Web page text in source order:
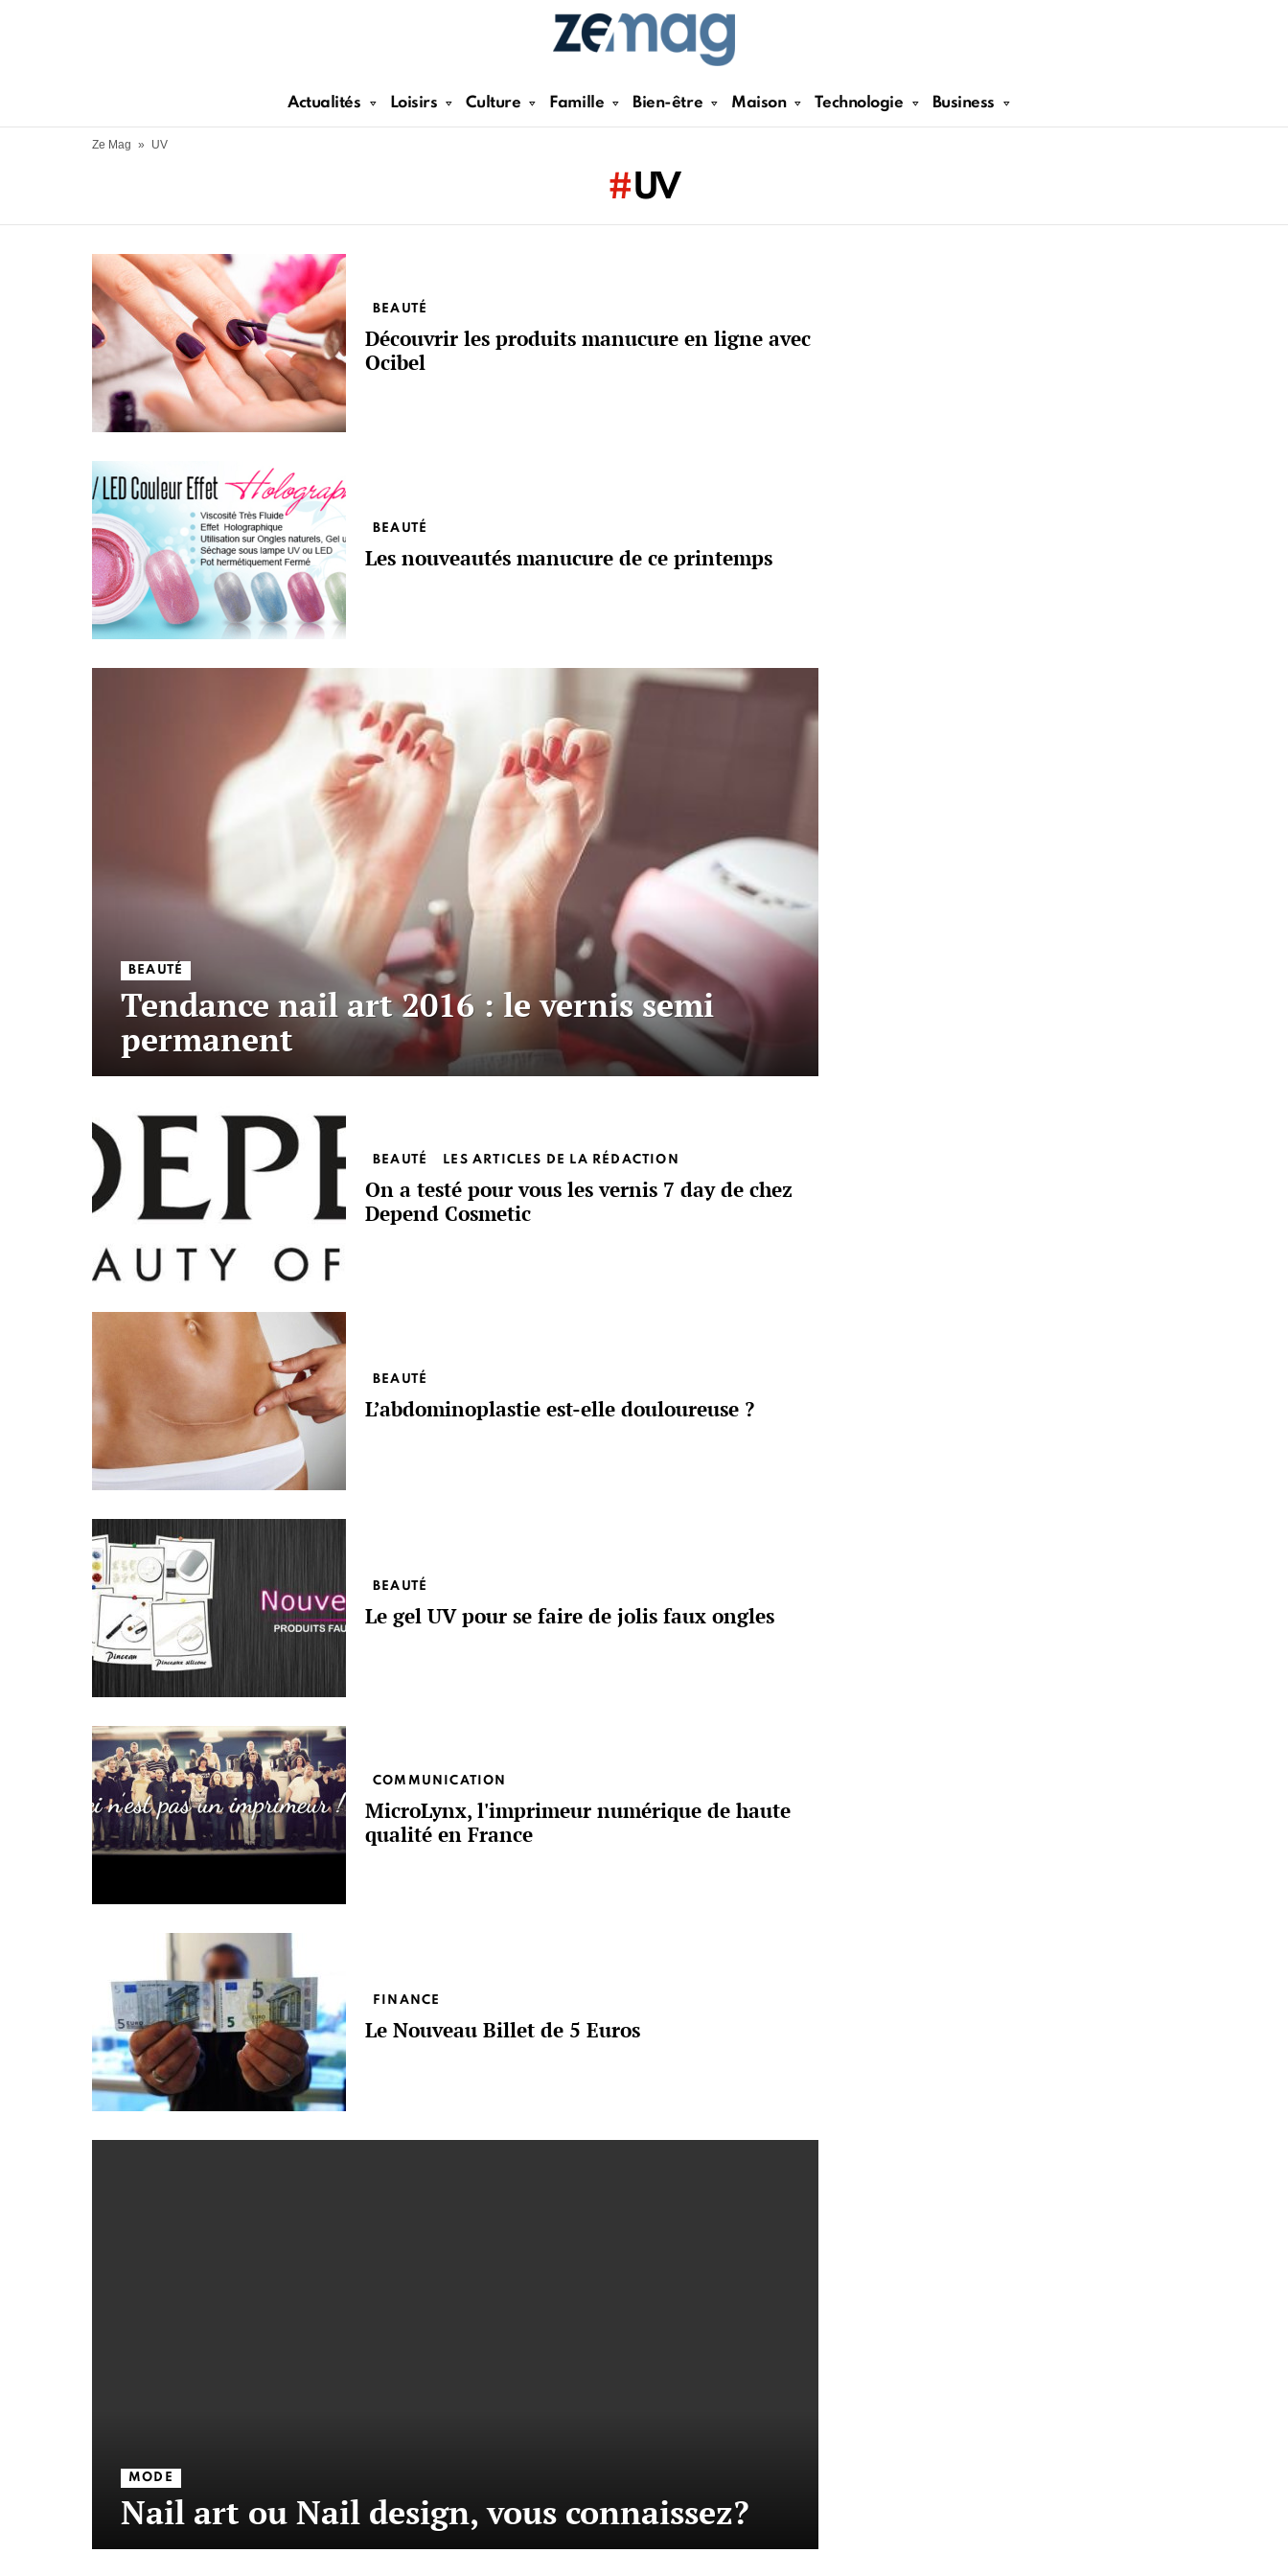
Actualités Loisirs Culture Famille Bien-être Maison Technologie Business
Ze Mag » UV
UV
More
stories
BEAUTÉ
Découvrir les produits manucure en ligne avec
Ocibel
BEAUTÉ
Les nouveautés manucure de ce printemps
BEAUTÉ
Tendance nail art 2016 : le vernis semi
permanent
BEAUTÉ LES ARTICLES DE LA RÉDACTION
On a testé pour vous les vernis 7 day de chez
Depend Cosmetic
BEAUTÉ
L’abdominoplastie est-elle douloureuse ?
BEAUTÉ
Le gel UV pour se faire de jolis faux ongles
COMMUNICATION
MicroLynx, l'imprimeur numérique de haute
qualité en France
FINANCE
Le Nouveau Billet de 5 Euros
MODE
Nail art ou Nail design, vous connaissez?